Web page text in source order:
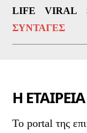
LIFE
VIRAL
ΣΥΝΤΑΓΈΣ
Η ΕΤΑΙΡΕΙΑ
To portal της